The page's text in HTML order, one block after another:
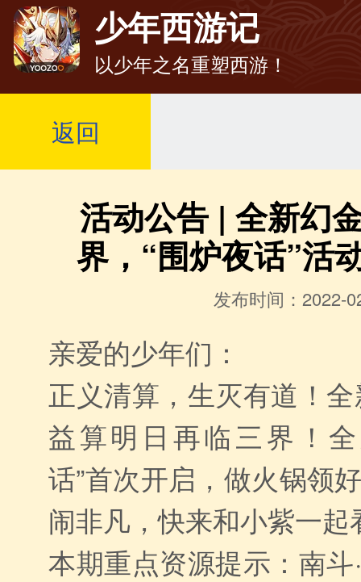
少年西游记
以少年之名重塑西游！
返回
活动公告 | 全新幻
界，“围炉夜话”活
发布时间：2022-
亲爱的少年们：
正义清算，生灭有道！
益算明日再临三界！
话”首次开启，做火锅领
闹非凡，快来和小紫一起
本期重点资源提示：南